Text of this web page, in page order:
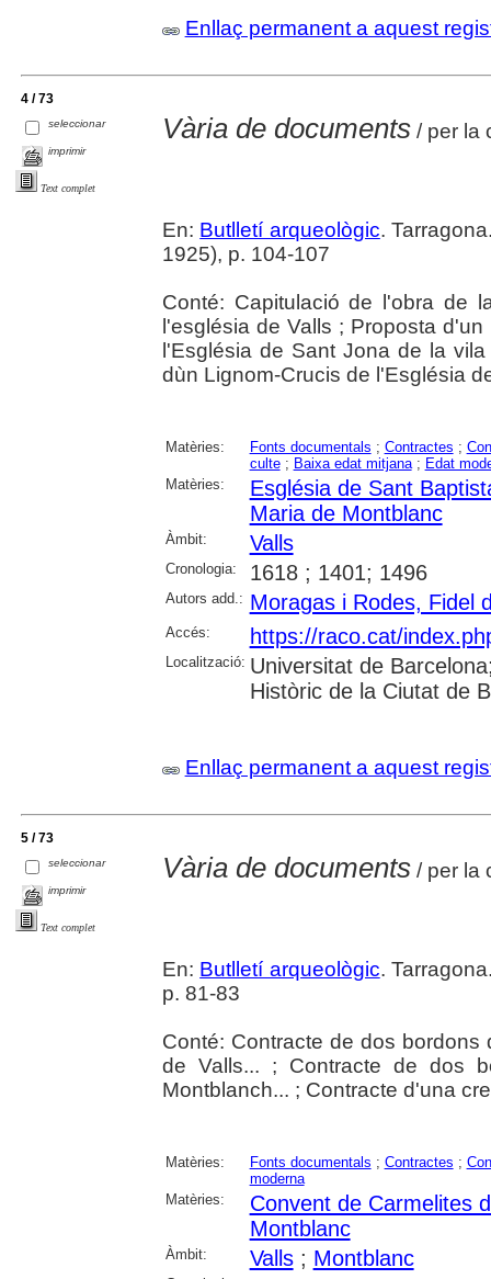
Enllaç permanent a aquest
4 / 73
seleccionar
imprimir
Text complet
Vària de documents/ per la
En: Butlletí arqueològic.
1925), p. 104-107
Conté: Capitulació de l'obra de
l'església de Valls ; Proposta
l'Església de Sant Jona de la
dùn Lignom-Crucis de l'Església
Matèries: Fonts documentals ; Contractes ;
culte; Baixa edat mitjana; Edat
Matèries:
Església de Sant
Maria de Montblanc
Àmbit: Valls
Cronologia: 1618 ; 1401; 1496
Autors add.: Moragas i Rodes, Fidel
Accés: https://raco.cat/
Localització: Universitat de
Històric de la Ciutat de
Enllaç permanent a aquest
5 / 73
seleccionar
imprimir
Text complet
Vària de documents/ per la
En: Butlletí arqueològic.
p. 81-83
Conté: Contracte de dos
de Valls... ; Contracte de dos
Montblanch... ; Contracte d'una
Matèries: Fonts documentals ; Contractes ;
moderna
Matèries:
Convent de Carmelites
Montblanc
Àmbit: Valls; Montblanc